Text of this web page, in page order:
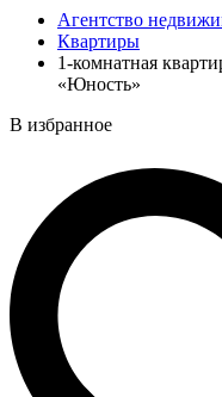
Агентство
Квартиры
1-комнатная
«Юность»
В избранное